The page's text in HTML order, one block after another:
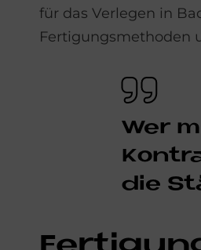
für das Verlegen in
Fertigungsmethoden
Wer
die